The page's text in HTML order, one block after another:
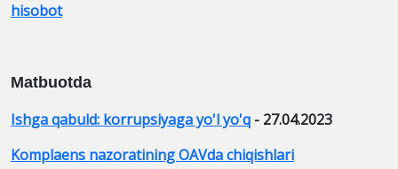
hisobot
Matbuotda
Ishga qabuld: korrupsiyaga yo'l yo'q - 27.04.2023
Komplaens nazoratining OAVda chiqishlari